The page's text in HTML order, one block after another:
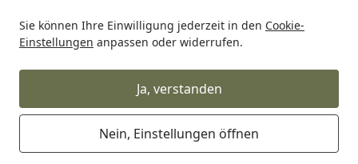
Sie können Ihre Einwilligung jederzeit in den Cookie-
Einstellungen anpassen oder widerrufen.
Ja, verstanden
Nein, Einstellungen öffnen
Startseite
RK Rk Motorradkette RK Kette BL520XRE Black Scale
RK Kette BL520XRE Black Scale 106